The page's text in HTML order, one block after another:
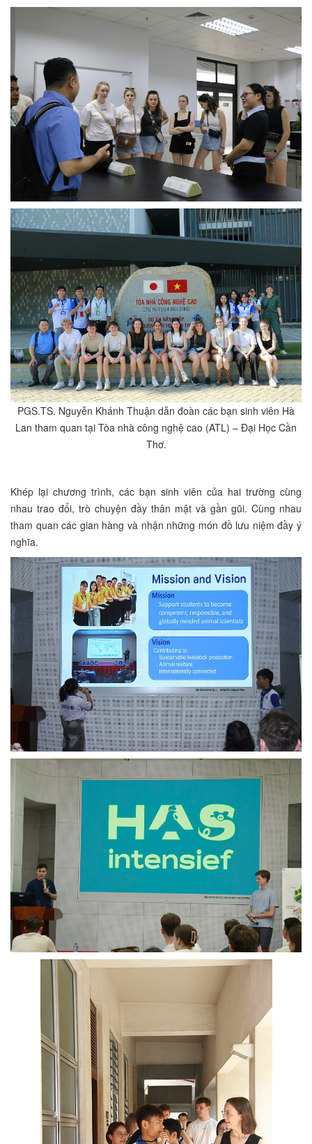
PGS.TS. Nguyễn Khánh Thuận dẫn đoàn các bạn sinh viên Hà
Lan tham quan tại Tòa nhà công nghệ cao (ATL) – Đại Học Cần
Thơ.
Khép lại chương trình, các bạn sinh viên của hai trường cùng
nhau trao đổi, trò chuyện đầy thân mật và gần gũi. Cùng nhau
tham quan các gian hàng và nhận những món đồ lưu niệm đầy ý
nghĩa.